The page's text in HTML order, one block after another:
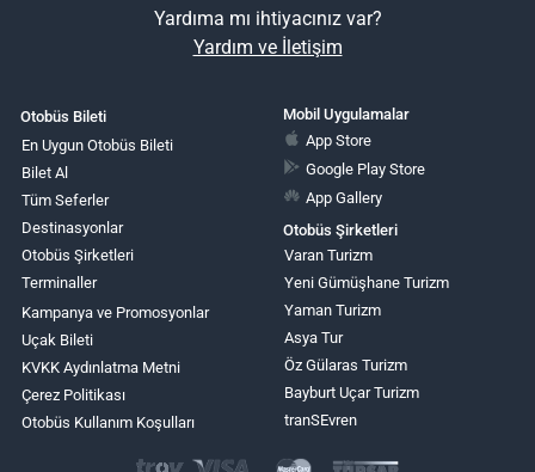
Yardıma mı ihtiyacınız var?
Yardım ve İletişim
Otobüs Bileti
En Uygun Otobüs Bileti
Bilet Al
Tüm Seferler
Destinasyonlar
Otobüs Şirketleri
Terminaller
Kampanya ve Promosyonlar
Uçak Bileti
KVKK Aydınlatma Metni
Çerez Politikası
Otobüs Kullanım Koşulları
Mobil Uygulamalar
App Store
Google Play Store
App Gallery
Otobüs Şirketleri
Varan Turizm
Yeni Gümüşhane Turizm
Yaman Turizm
Asya Tur
Öz Gülaras Turizm
Bayburt Uçar Turizm
tranSEvren